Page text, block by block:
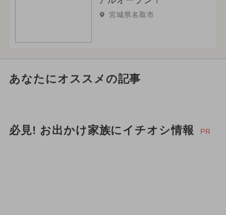
宮城県名取市
あなたにオススメの記事
必見! お出かけ家族にイチオシ情報 PR